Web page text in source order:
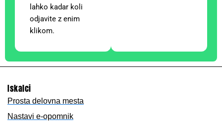
lahko kadar koli
odjavite z enim
klikom.
Iskalci
Prosta delovna mesta
Nastavi e-opomnik